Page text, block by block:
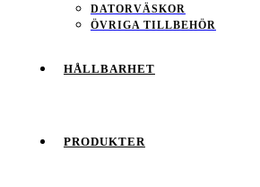
DATORVÄSKOR
ÖVRIGA TILLBEHÖR
HÅLLBARHET
PRODUKTER